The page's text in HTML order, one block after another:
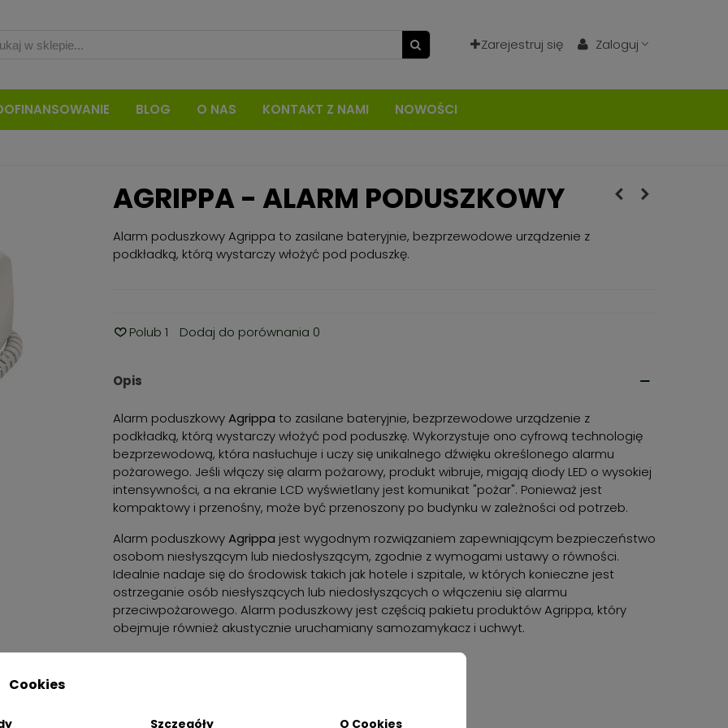
Zarejestruj się Zaloguj
BLOG O NAS KONTAKT Z NAMI NOWOŚCI
AGRIPPA - ALARM PODUSZKOWY
Alarm poduszkowy Agrippa to zasilane bateryjnie, bezprzewodowe urządzenie z
podkładką, którą wystarczy włożyć pod poduszkę.
Polub 1 Dodaj do porównania 0
Opis
Alarm poduszkowyAgrippa to zasilane bateryjnie, bezprzewodowe urządzenie z
podkładką, którą wystarczy włożyć pod poduszkę. Wykorzystuje ono cyfrową technologię
bezprzewodową, która nasłuchuje i uczy się unikalnego dźwięku określonego alarmu
pożarowego. Jeśli włączy się alarm pożarowy, produkt wibruje, migają diody LED o wysokiej
intensywności, a na ekranie LCD wyświetlany jest komunikat "pożar". Ponieważ jest
kompaktowy i przenośny, może być przenoszony po budynku w zależności od potrzeb.
Alarm poduszkowyAgrippa jest wygodnym rozwiązaniem zapewniającym bezpieczeństwo
osobom niesłyszącym lub niedosłyszącym, zgodnie z wymogami ustawy o równości.
Idealnie nadaje się do środowisk takich jak hotele i szpitale, w których konieczne jest
ostrzeganie osób niesłyszących lub niedosłyszących o włączeniu się alarmu
przeciwpożarowego. Alarm poduszkowy jest częścią pakietu produktów Agrippa, który
obejmuje również akustycznie uruchamiany samozamykacz i uchwyt.
Cookies
Szczegóły O Cookies